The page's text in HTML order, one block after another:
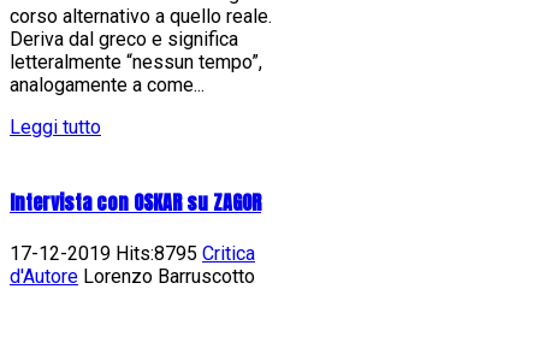
corso alternativo a quello reale.
Deriva dal greco e significa
letteralmente “nessun tempo”,
analogamente a come...
Leggi tutto
Intervista con OSKAR su ZAGOR
17-12-2019 Hits:8795 Critica
d'Autore Lorenzo Barruscotto